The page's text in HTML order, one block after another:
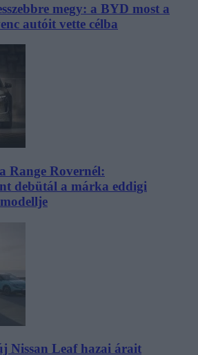
megy: a BYD most a
autóit vette célba
Range Rovernél:
debütál a márka eddigi
Nissan Leaf hazai árait